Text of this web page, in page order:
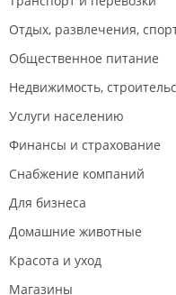
Отдых, развлечения,
Общественное питание
Недвижимость,
Услуги населению
Финансы и страхование
Снабжение компаний
Для бизнеса
Домашние животные
Красота и уход
Магазины